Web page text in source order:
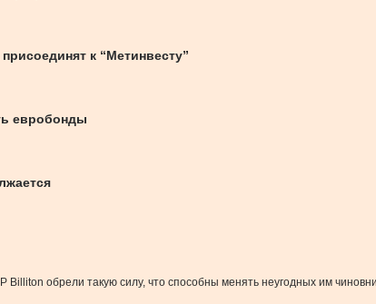
к “Метинвесту”
евробонды
Billiton обрели такую силу, что способны менять неугодных им